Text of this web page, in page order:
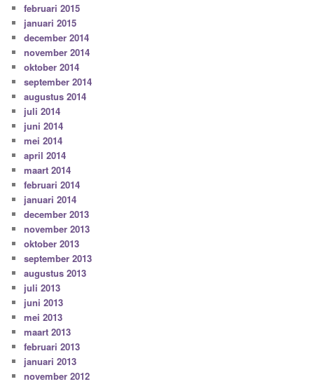
februari 2015
januari 2015
december 2014
november 2014
oktober 2014
september 2014
augustus 2014
juli 2014
juni 2014
mei 2014
april 2014
maart 2014
februari 2014
januari 2014
december 2013
november 2013
oktober 2013
september 2013
augustus 2013
juli 2013
juni 2013
mei 2013
maart 2013
februari 2013
januari 2013
november 2012